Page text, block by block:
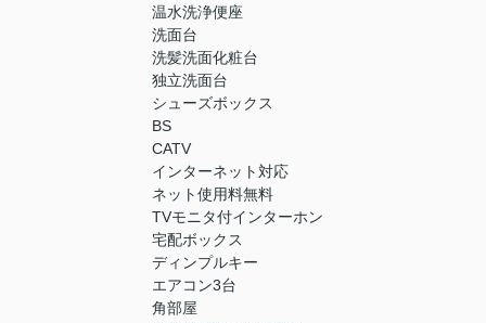
温水洗浄便座
洗面台
洗髪洗面化粧台
独立洗面台
シューズボックス
BS
CATV
インターネット対応
ネット使用料無料
TVモニタ付インターホン
宅配ボックス
ディンプルキー
エアコン3台
角部屋